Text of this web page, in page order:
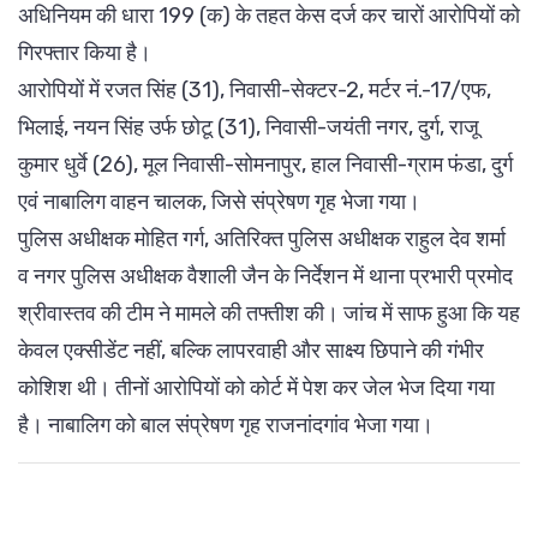
अधिनियम की धारा 199 (क) के तहत केस दर्ज कर चारों आरोपियों को
गिरफ्तार किया है।
आरोपियों में रजत सिंह (31), निवासी-सेक्टर-2, मर्टर नं.-17/एफ,
भिलाई, नयन सिंह उर्फ छोटू (31), निवासी-जयंती नगर, दुर्ग, राजू
कुमार धुर्वे (26), मूल निवासी-सोमनापुर, हाल निवासी-ग्राम फंडा, दुर्ग
एवं नाबालिग वाहन चालक, जिसे संप्रेषण गृह भेजा गया।
पुलिस अधीक्षक मोहित गर्ग, अतिरिक्त पुलिस अधीक्षक राहुल देव शर्मा
व नगर पुलिस अधीक्षक वैशाली जैन के निर्देशन में थाना प्रभारी प्रमोद
श्रीवास्तव की टीम ने मामले की तफ्तीश की। जांच में साफ हुआ कि यह
केवल एक्सीडेंट नहीं, बल्कि लापरवाही और साक्ष्य छिपाने की गंभीर
कोशिश थी। तीनों आरोपियों को कोर्ट में पेश कर जेल भेज दिया गया
है। नाबालिग को बाल संप्रेषण गृह राजनांदगांव भेजा गया।